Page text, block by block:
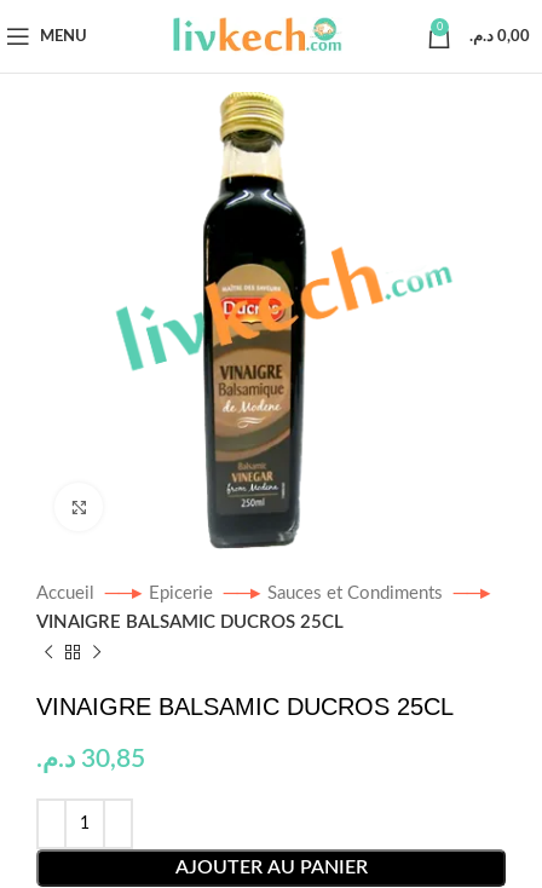
MENU
0
0,00 د.م.
Accueil Epicerie
Sauces et Condiments
VINAIGRE BALSAMIC DUCROS 25CL
VINAIGRE BALSAMIC DUCROS 25CL
30,85 د.م.
AJOUTER AU PANIER